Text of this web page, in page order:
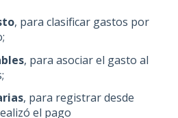
, para clasificar gastos por
, para asociar el gasto al
, para registrar desde
el pago